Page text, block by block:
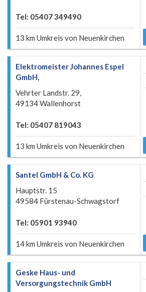
Tel: 05407 349490
13 km Umkreis von Neuenkirchen
Elektromeister Johannes Espel
GmbH,
Vehrter Landstr. 29,
49134 Wallenhorst
Tel: 05407 819043
13 km Umkreis von Neuenkirchen
Santel GmbH & Co. KG
Hauptstr. 15
49584 Fürstenau-Schwagstorf
Tel: 05901 93940
14 km Umkreis von Neuenkirchen
Geske Haus- und
Versorgungstechnik GmbH